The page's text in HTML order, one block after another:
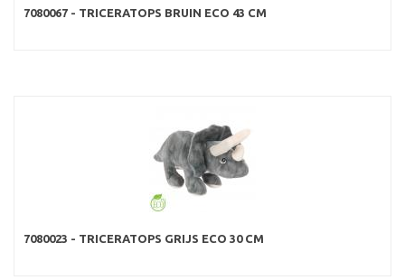
7080067 - TRICERATOPS BRUIN ECO 43 CM
7080023 - TRICERATOPS GRIJS ECO 30 CM